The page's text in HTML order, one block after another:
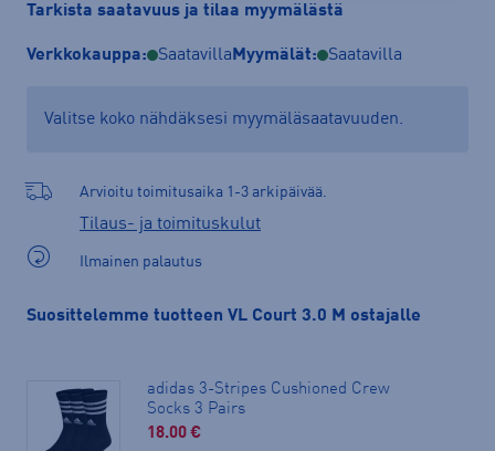
Tarkista saatavuus ja tilaa myymälästä
Verkkokauppa: Saatavilla Myymälät: Saatavilla
Valitse koko nähdäksesi myymäläsaatavuuden.
Arvioitu toimitusaika 1-3 arkipäivää.
Tilaus- ja toimituskulut
Ilmainen palautus
Suosittelemme tuotteen VL Court 3.0 M ostajalle
adidas 3-Stripes Cushioned Crew
Socks 3 Pairs
18.00 €